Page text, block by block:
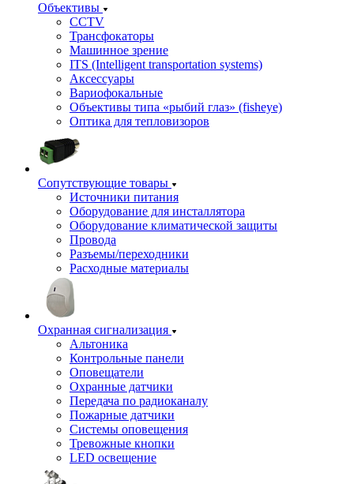
Объективы
CCTV
Трансфокаторы
Машинное зрение
ITS (Intelligent transportation systems)
Аксессуары
Вариофокальные
Объективы типа «рыбий глаз» (fisheye)
Оптика для тепловизоров
Сопутствующие товары
Источники питания
Оборудование для инсталлятора
Оборудование климатической защиты
Провода
Разъемы/переходники
Расходные материалы
Охранная сигнализация
Альтоника
Контрольные панели
Оповещатели
Охранные датчики
Передача по радиоканалу
Пожарные датчики
Системы оповещения
Тревожные кнопки
LED освещение